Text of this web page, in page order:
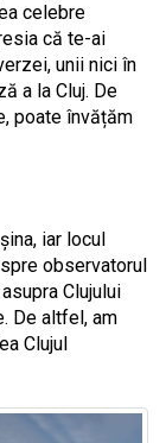
celebre
că te-ai
unii nici în
a la Cluj. De
poate învățăm
iar locul
observatorul
Clujului
De altfel, am
Clujul